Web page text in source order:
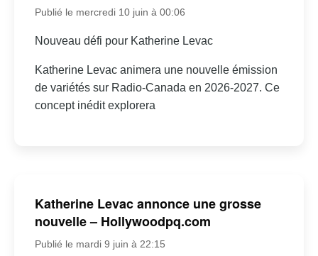
Publié le mercredi 10 juin à 00:06
Nouveau défi pour Katherine Levac
Katherine Levac animera une nouvelle émission
de variétés sur Radio-Canada en 2026-2027. Ce
concept inédit explorera
Katherine Levac annonce une grosse
nouvelle – Hollywoodpq.com
Publié le mardi 9 juin à 22:15